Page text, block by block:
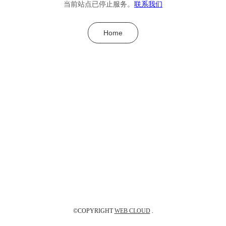
当前站点已停止服务。 联系我们
Home
©COPYRIGHTWEB CLOUD.